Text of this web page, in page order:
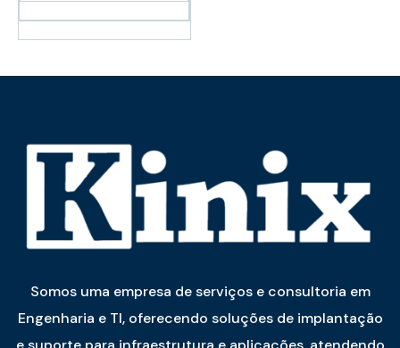
Somos uma empresa de serviços e consultoria em
Engenharia e TI, oferecendo soluções de implantação